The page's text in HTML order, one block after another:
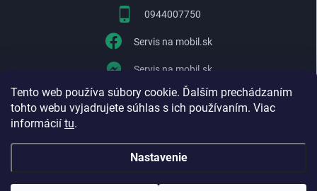
Tento web používa súbory cookie. Ďalším prechádzaním
tohto webu vyjadrujete súhlas s ich používaním. Viac
informácií tu.
Nastavenie
0944007750
Servis na mobil.sk
Servis na mobil.sk
WhatsApp
Servisnamobil.sk. Všetky práva vyhradené.